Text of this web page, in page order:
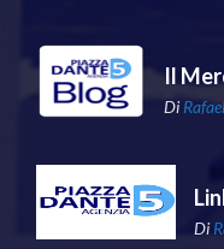
Il
Di Rafael
Di